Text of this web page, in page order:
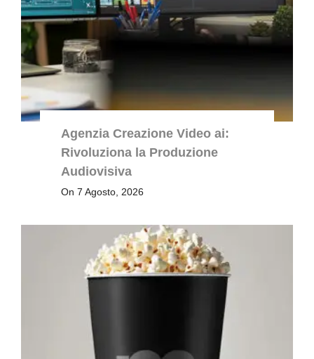
Agenzia Creazione Video ai:
Rivoluziona la Produzione
Audiovisiva
On 7 Agosto, 2026